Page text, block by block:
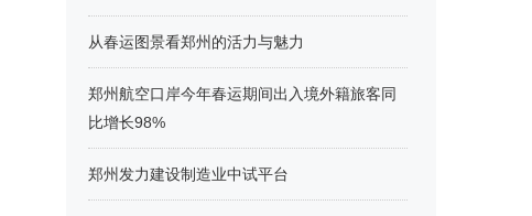
从春运图景看郑州的活力与魅力
郑州航空口岸今年春运期间出入境外籍旅客同
比增长98%
郑州发力建设制造业中试平台